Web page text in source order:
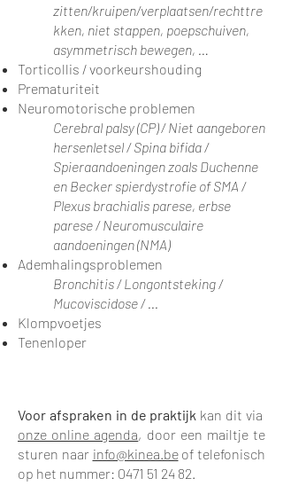
zitten/kruipen/verplaatsen/rechttre
kken, niet stappen, poepschuiven,
asymmetrisch bewegen, …
Torticollis / voorkeurshouding
Prematuriteit
Neuromotorische problemen
Cerebral palsy (CP) / Niet aangeboren
hersenletsel / Spina bifida /
Spieraandoeningen zoals Duchenne
en Becker spierdystrofie of SMA /
Plexus brachialis parese, erbse
parese / Neuromusculaire
aandoeningen (NMA)
Ademhalingsproblemen
Bronchitis / Longontsteking /
Mucoviscidose / ...
Klompvoetjes
Tenenloper
Voor afspraken in de praktijk kan dit via
onze online agenda, door een mailtje te
sturen naar info@kinea.beof telefonisch
op het nummer: 0471 51 24 82.